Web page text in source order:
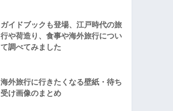
ガイドブックも登場、江戸時代の旅
行や荷造り、食事や海外旅行につい
て調べてみました
海外旅行に行きたくなる壁紙・待ち
受け画像のまとめ